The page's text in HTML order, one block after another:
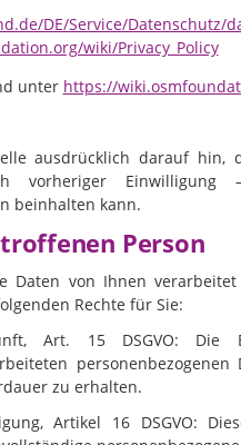
DE/Service/Datenschutz/
wiki/Privacy_Policy
unter https://
ausdrücklich darauf hin,
vorheriger
beinhalten kann.
Person
Daten von Ihnen
Rechte für Sie:
Art. 15 DSGVO: Die
personenbezogenen
zu erhalten.
Artikel 16 DSGVO: